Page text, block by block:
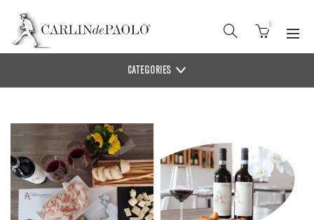
0
CATEGORIES